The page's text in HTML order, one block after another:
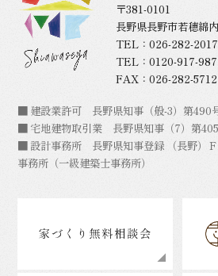
〒381-0101
長野県長野市若穂綿
TEL： 026-282-2017
TEL： 0120-917-987
FAX：026-282-5712
■ 建設業許可 長野県知事（般-3）第490
■ 宅地建物取引業 長野県知事（7）第
■ 設計事務所 長野県知事登録 （長野）
事務所（一級建築士事務所）